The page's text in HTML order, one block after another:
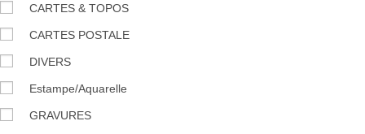
CARTES & TOPOS
CARTES POSTALE
DIVERS
Estampe/Aquarelle
GRAVURES